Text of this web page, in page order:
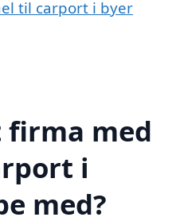
til carport i byer
firma med
i
med?